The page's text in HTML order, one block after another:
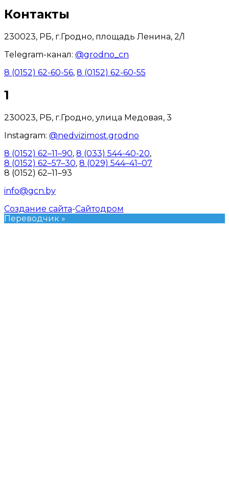
Контакты
230023, РБ, г.Гродно, площадь Ленина, 2/1
Telegram-канал: @grodno_cn
8 (0152) 62-60-56, 8 (0152) 62-60-55
1
230023, РБ, г.Гродно, улица Медовая, 3
Instagram: @nedvizimost.grodno
8 (0152) 62–11–90, 8 (033) 544-40-20,
8 (0152) 62–57–30, 8 (029) 544–41–07
8 (0152) 62–11–93
info@gcn.by
Создание сайта-Сайтодром
Переводчик »